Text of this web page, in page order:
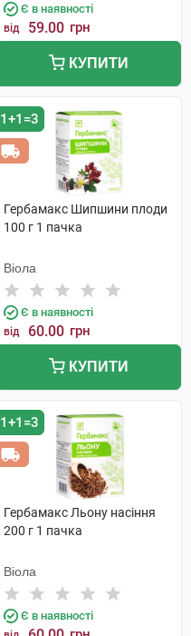
Є в наявності
від 59.00 грн
КУПИТИ
1+1=3
Гербамакс Шипшини плоди
100 г 1 пачка
Віола
Є в наявності
від 60.00 грн
КУПИТИ
1+1=3
Гербамакс Льону насіння
200 г 1 пачка
Віола
Є в наявності